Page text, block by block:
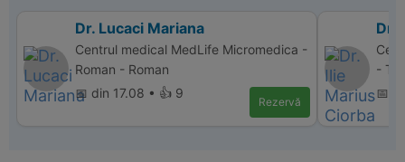
Dr. Lucaci Mariana
Centrul medical MedLife Micromedica -
Roman - Roman
📅 din 17.08 • 👍 9
Rezervă
Dr.
-
📅